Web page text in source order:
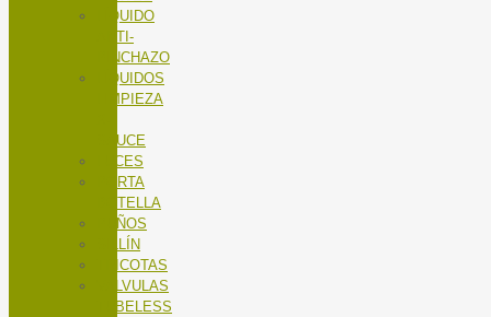
LÍQUIDO
ANTI-
PINCHAZO
LÍQUIDOS
LIMPIEZA
SAUCE
LUCES
PORTA
BOTELLA
PUÑOS
SILLÍN
TRICOTAS
VALVULAS
TUBELESS